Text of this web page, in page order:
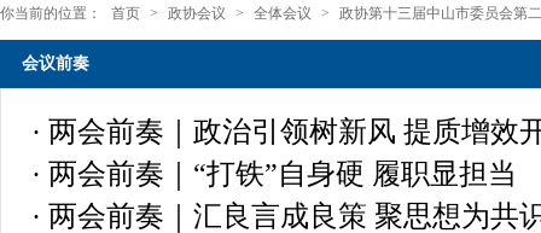
你当前的位置： 首页 > 政协会议 > 全体会议 > 政协第十三届中山市委员会第
会议前奏
· 两会前奏｜政治引领树新风 提质增效
· 两会前奏｜“打铁”自身硬 履职显担当
· 两会前奏｜汇良言成良策 聚思想为共